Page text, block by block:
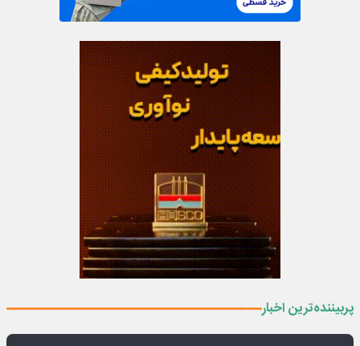
پربیننده‌ترین اخبار